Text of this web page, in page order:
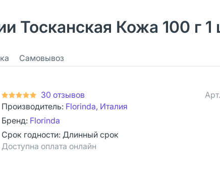
Тосканская Кожа 100 г 1
Самовывоз
30 отзывов Арт.
Производитель: Florinda, Италия
Бренд: Florinda
Срок годности: Длинный срок
Доступна оплата онлайн